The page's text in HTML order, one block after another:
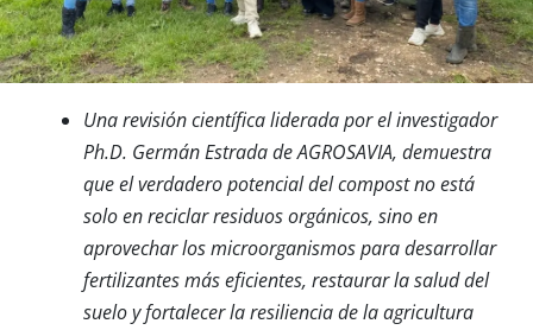
Una revisión científica liderada por el investigador
Ph.D. Germán Estrada de AGROSAVIA, demuestra
que el verdadero potencial del compost no está
solo en reciclar residuos orgánicos, sino en
aprovechar los microorganismos para desarrollar
fertilizantes más eficientes, restaurar la salud del
suelo y fortalecer la resiliencia de la agricultura